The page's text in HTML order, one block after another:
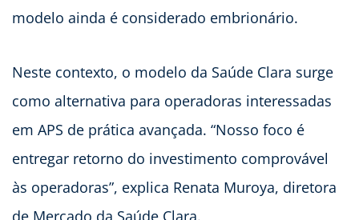
modelo ainda é considerado embrionário.
Neste contexto, o modelo da Saúde Clara surge
como alternativa para operadoras interessadas
em APS de prática avançada. “Nosso foco é
entregar retorno do investimento comprovável
às operadoras”, explica Renata Muroya, diretora
de Mercado da Saúde Clara.